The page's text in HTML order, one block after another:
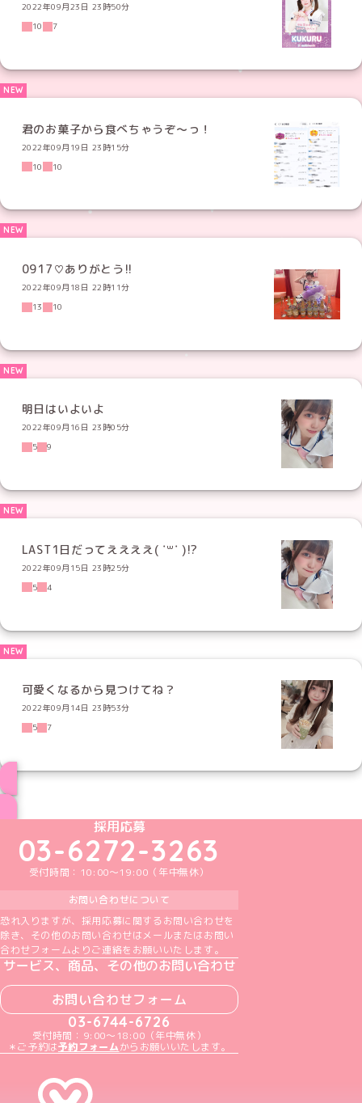
2022年09月23日 23時50分
10
7
君のお菓子から食べちゃうぞ〜っ！
2022年09月19日 23時15分
10
10
0917♡ありがとう!!
2022年09月18日 22時11分
13
10
明日はいよいよ
2022年09月16日 23時05分
5
9
LAST1日だってええええ( ˙꒳​˙ )!?
2022年09月15日 23時25分
5
4
可愛くなるから見つけてね？
2022年09月14日 23時53分
5
7
めいどりーみんTikTok公式アカウント
めいどりーみんX公式アカウント
めいどりーみんInstagram公式アカウント
めいどりーみんFacebook公式アカウン
めいどりーみんYouTube公式アカ
採用応募
03-6272-3263
受付時間：10:00～19:00（年中無休）
お問い合わせについて
恐れ入りますが、採用応募に関するお問い合わせを
除き、その他のお問い合わせはメールまたはお問い
合わせフォームよりご連絡をお願いいたします。
サービス、商品、その他のお問い合わせ
お問い合わせフォーム
03-6744-6726
受付時間：9:00～18:00（年中無休）
＊ご予約は予約フォームからお願いいたします。